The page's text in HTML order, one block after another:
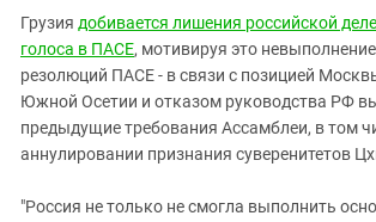
Ростовская область
Северная Осетия - Алания
СКФО
Ставропольский край
Чечня
Южная Осетия
Грузия добивается лишения российской
голоса в ПАСЕ, мотивируя это
резолюций ПАСЕ - в связи с позицией
Южной Осетии и отказом руководства РФ
предыдущие требования Ассамблеи, в том
аннулировании признания суверенитетов
"Россия не только не смогла выполнить